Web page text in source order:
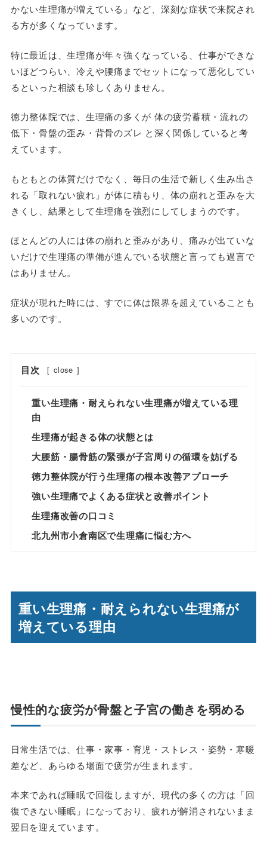
かない生理痛が増えている」など、深刻な症状で来院され
る方が多くなっています。
特に最近は、生理痛が年々強くなっている、仕事ができな
いほどつらい、冷えや腰痛までセットになって悪化してい
るといった相談も珍しくありません。
徳力整体院では、生理痛の多くが 体の疲労蓄積・流れの
低下・骨盤の歪み・背骨のズレ と深く関係していると考
えています。
もともとの体質だけでなく、毎日の生活で新しく生み出さ
れる「取れない疲れ」が体に積もり、体の崩れと歪みを大
きくし、結果として生理痛を強烈にしてしまうのです。
ほとんどの人には体の崩れと歪みがあり、痛みが出ていな
いだけで生理痛の準備が進んでいる状態と言っても過言で
はありません。
症状が現れた時には、すでに体は限界を超えていることも
多いのです。
目次 [ close ]
重い生理痛・耐えられない生理痛が増えている理
由
生理痛が起きる体の状態とは
大腰筋・腸骨筋の緊張が子宮周りの循環を妨げる
徳力整体院が行う生理痛の根本改善アプローチ
強い生理痛でよくある症状と改善ポイント
生理痛改善の口コミ
北九州市小倉南区で生理痛に悩む方へ
重い生理痛・耐えられない生理痛が
増えている理由
慢性的な疲労が骨盤と子宮の働きを弱める
日常生活では、仕事・家事・育児・ストレス・姿勢・寒暖
差など、あらゆる場面で疲労が生まれます。
本来であれば睡眠で回復しますが、現代の多くの方は「回
復できない睡眠」になっており、疲れが解消されないまま
翌日を迎えています。